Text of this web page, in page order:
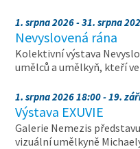
1. srpna 2026 - 31. srpna
Nevyslovená rána
Kolektivní výstava
umělců a umělkyň, kteří
1. srpna 2026 18:00 - 19.
Výstava EXUVIE
Galerie Nemezis
vizuální umělkyně